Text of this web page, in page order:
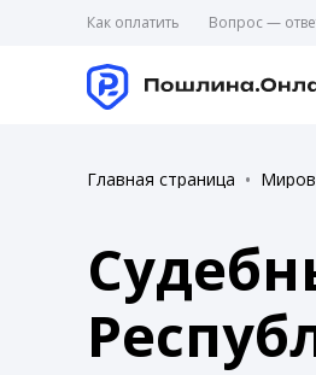
Как оплатить Вопрос —
Главная страница